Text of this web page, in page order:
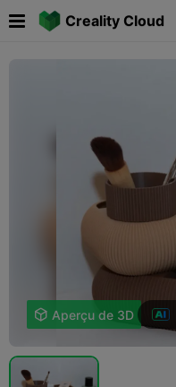
Creality Cloud
 Aperçu de 3D